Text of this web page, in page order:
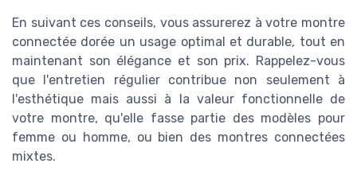
En suivant ces conseils, vous assurerez à votre montre
connectée dorée un usage optimal et durable, tout en
maintenant son élégance et son prix. Rappelez-vous
que l'entretien régulier contribue non seulement à
l'esthétique mais aussi à la valeur fonctionnelle de
votre montre, qu'elle fasse partie des modèles pour
femme ou homme, ou bien des montres connectées
mixtes.